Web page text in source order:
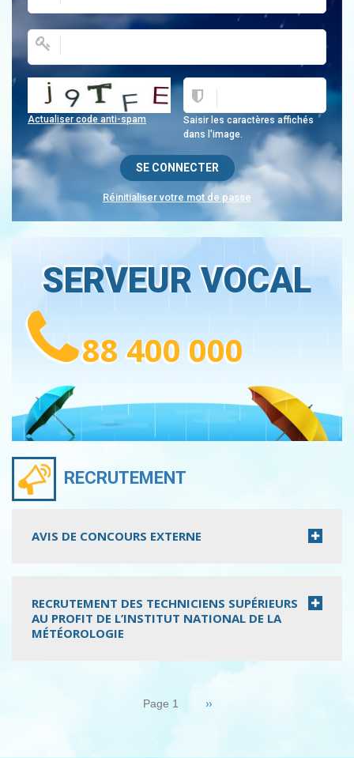
Saisir les caractères affichés
dans l'image.
Actualiser code anti-spam
Réinitialiser votre mot de passe
SERVEUR VOCAL
88 400 000
RECRUTEMENT
AVIS DE CONCOURS EXTERNE
RECRUTEMENT DES TECHNICIENS SUPÉRIEURS
AU PROFIT DE L’INSTITUT NATIONAL DE LA
MÉTÉOROLOGIE
Page 1 Page
››